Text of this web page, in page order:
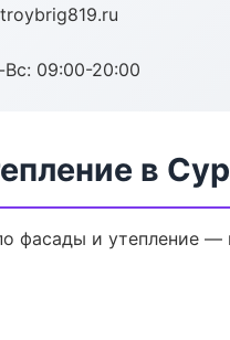
09:00-20:00
в
фасады и утепление —